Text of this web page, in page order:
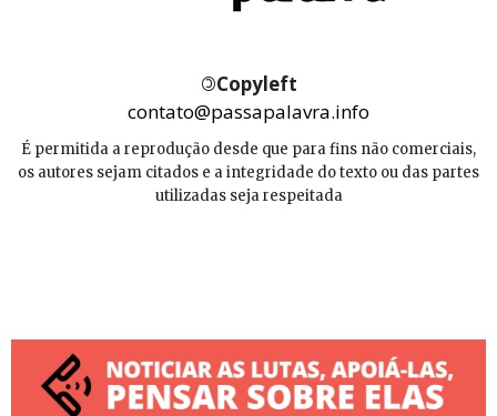
©Copyleft
contato@passapalavra.info
É permitida a reprodução desde que para fins não comerciais,
os autores sejam citados e a integridade do texto ou das partes
utilizadas seja respeitada